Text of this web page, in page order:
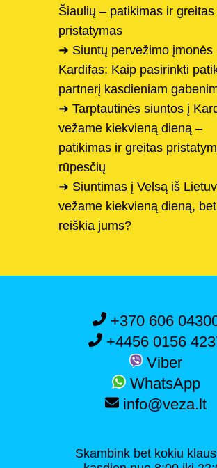
Šiaulių – patikimas ir greitas
pristatymas
➜ Siuntų pervežimo įmonės
Kardifas: Kaip pasirinkti
partnerį kasdieniam
➜ Tarptautinės siuntos į
vežame kiekvieną dieną –
patikimas ir greitas
rūpesčių
➜ Siuntimas į Velsą iš
vežame kiekvieną dieną,
reiškia jums?
+370 606
+4456 0156
Viber
WhatsApp
info@veza.lt
Skambink bet kokiu